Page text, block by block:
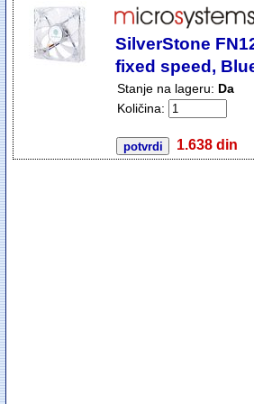
SilverStone
fixed speed,
Stanje na lageru: Da
Količina:
1.638 din